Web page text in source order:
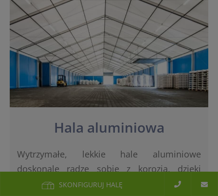
SKONFIGURUJ HALĘ
Hala aluminiowa
Wytrzymałe, lekkie hale aluminiowe
doskonale radzę sobie z korozją, dzięki
czemu służą naszym klientom przez wiele